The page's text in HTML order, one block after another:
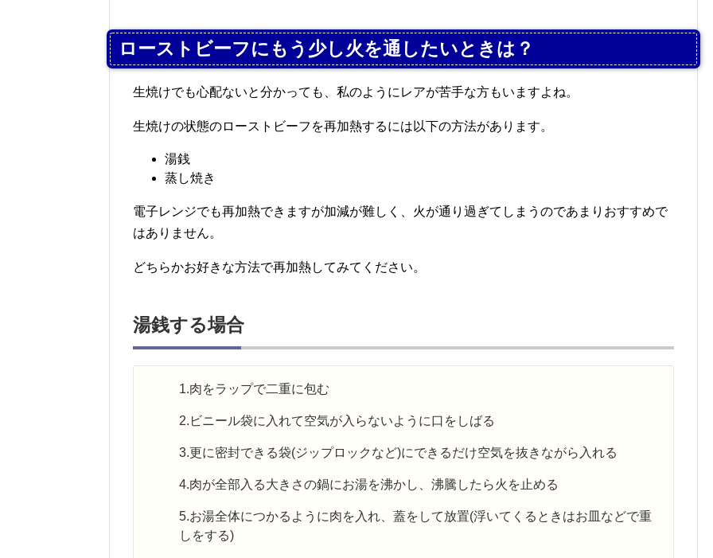
ローストビーフにもう少し火を通したいときは？
生焼けでも心配ないと分かっても、私のようにレアが苦手な方もいますよね。
生焼けの状態のローストビーフを再加熱するには以下の方法があります。
湯銭
蒸し焼き
電子レンジでも再加熱できますが加減が難しく、火が通り過ぎてしまうのであまりおすすめで
はありません。
どちらかお好きな方法で再加熱してみてください。
湯銭する場合
1.肉をラップで二重に包む
2.ビニール袋に入れて空気が入らないように口をしばる
3.更に密封できる袋(ジップロックなど)にできるだけ空気を抜きながら入れる
4.肉が全部入る大きさの鍋にお湯を沸かし、沸騰したら火を止める
5.お湯全体につかるように肉を入れ、蓋をして放置(浮いてくるときはお皿などで重
しをする)